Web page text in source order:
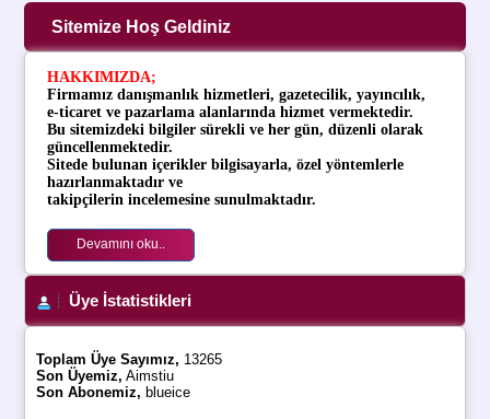
Sitemize Hoş Geldiniz
HAKKIMIZDA;
Firmamız danışmanlık hizmetleri, gazetecilik, yayıncılık,
e-ticaret ve pazarlama alanlarında hizmet vermektedir.
Bu sitemizdeki bilgiler sürekli ve her gün, düzenli olarak
güncellenmektedir.
Sitede bulunan içerikler bilgisayarla, özel yöntemlerle
hazırlanmaktadır ve
takipçilerin incelemesine sunulmaktadır.
Devamını oku..
Üye İstatistikleri
Toplam Üye Sayımız, 13265
Son Üyemiz, Aimstiu
Son Abonemiz, blueice